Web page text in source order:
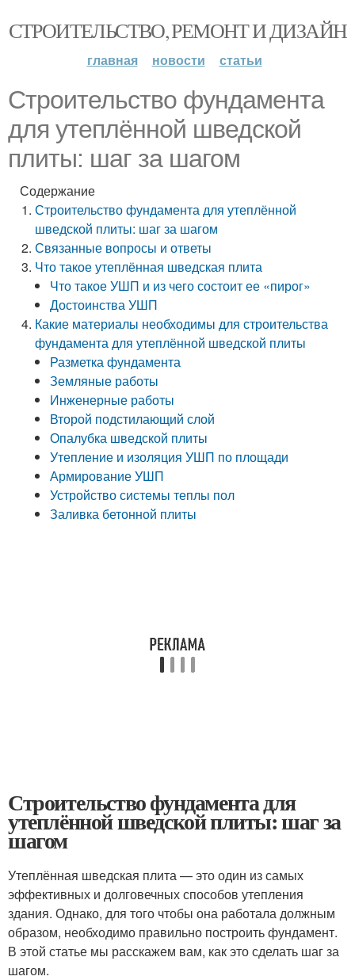
СТРОИТЕЛЬСТВО, РЕМОНТ И ДИЗАЙН
главная новости статьи
Строительство фундамента
для утеплённой шведской
плиты: шаг за шагом
Содержание
Строительство фундамента для утеплённой
шведской плиты: шаг за шагом
Связанные вопросы и ответы
Что такое утеплённая шведская плита
Что такое УШП и из чего состоит ее «пирог»
Достоинства УШП
Какие материалы необходимы для строительства
фундамента для утеплённой шведской плиты
Разметка фундамента
Земляные работы
Инженерные работы
Второй подстилающий слой
Опалубка шведской плиты
Утепление и изоляция УШП по площади
Армирование УШП
Устройство системы теплы пол
Заливка бетонной плиты
Строительство фундамента для
утеплённой шведской плиты: шаг за
шагом
Утеплённая шведская плита — это один из самых
эффективных и долговечных способов утепления
здания. Однако, для того чтобы она работала должным
образом, необходимо правильно построить фундамент.
В этой статье мы расскажем вам, как это сделать шаг за
шагом.